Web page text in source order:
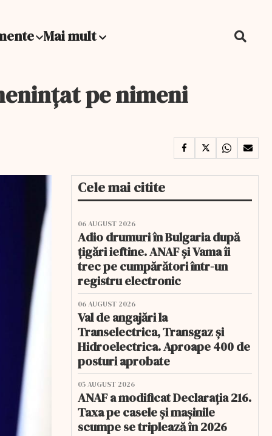
Mai mult
pe nimeni
Cele mai citite
06 AUGUST 2026
Adio drumuri în Bulgaria după
țigări ieftine. ANAF și Vama îi
trec pe cumpărători într-un
registru electronic
06 AUGUST 2026
Val de angajări la
Transelectrica, Transgaz și
Hidroelectrica. Aproape 400 de
posturi aprobate
05 AUGUST 2026
ANAF a modificat Declarația 216.
Taxa pe casele și mașinile
scumpe se triplează în 2026